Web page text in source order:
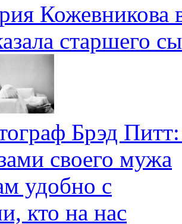
Кожевникова
старшего
Брэд
своего мужа